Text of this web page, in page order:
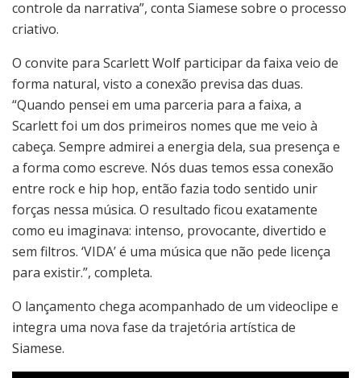
controle da narrativa”, conta Siamese sobre o processo
criativo.
O convite para Scarlett Wolf participar da faixa veio de
forma natural, visto a conexão previsa das duas.
“Quando pensei em uma parceria para a faixa, a
Scarlett foi um dos primeiros nomes que me veio à
cabeça. Sempre admirei a energia dela, sua presença e
a forma como escreve. Nós duas temos essa conexão
entre rock e hip hop, então fazia todo sentido unir
forças nessa música. O resultado ficou exatamente
como eu imaginava: intenso, provocante, divertido e
sem filtros. ‘VIDA’ é uma música que não pede licença
para existir.”, completa.
O lançamento chega acompanhado de um videoclipe e
integra uma nova fase da trajetória artística de
Siamese.